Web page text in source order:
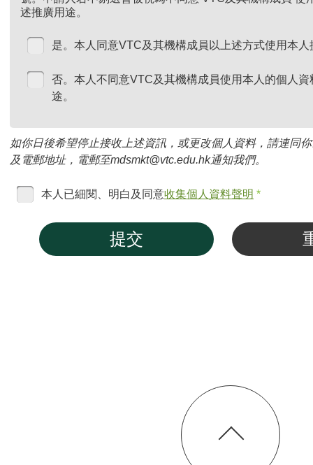
述推廣用途。
是。本人同意VTC及其機構成員以上述方式使用本
否。本人不同意VTC及其機構成員使用本人的個人
途。
如你日後希望停止接收上述資訊，或更改個人資料，請連同
及電郵地址，電郵至mdsmkt@vtc.edu.hk通知我們。
本人已細閱、明白及同意收集個人資料聲明 *
提交